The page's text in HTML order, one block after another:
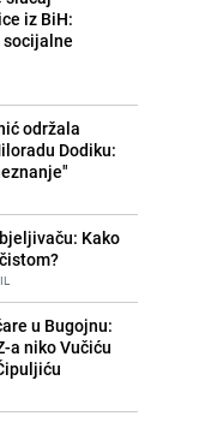
iz BiH:
socijalne
održala
Dodiku:
Kako
u Bugojnu:
a niko Vučiću